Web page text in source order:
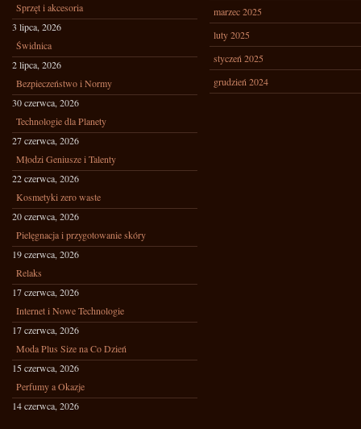
Sprzęt i akcesoria
3 lipca, 2026
Świdnica
2 lipca, 2026
Bezpieczeństwo i Normy
30 czerwca, 2026
Technologie dla Planety
27 czerwca, 2026
Młodzi Geniusze i Talenty
22 czerwca, 2026
Kosmetyki zero waste
20 czerwca, 2026
Pielęgnacja i przygotowanie skóry
19 czerwca, 2026
Relaks
17 czerwca, 2026
Internet i Nowe Technologie
17 czerwca, 2026
Moda Plus Size na Co Dzień
15 czerwca, 2026
Perfumy a Okazje
14 czerwca, 2026
marzec 2025
luty 2025
styczeń 2025
grudzień 2024